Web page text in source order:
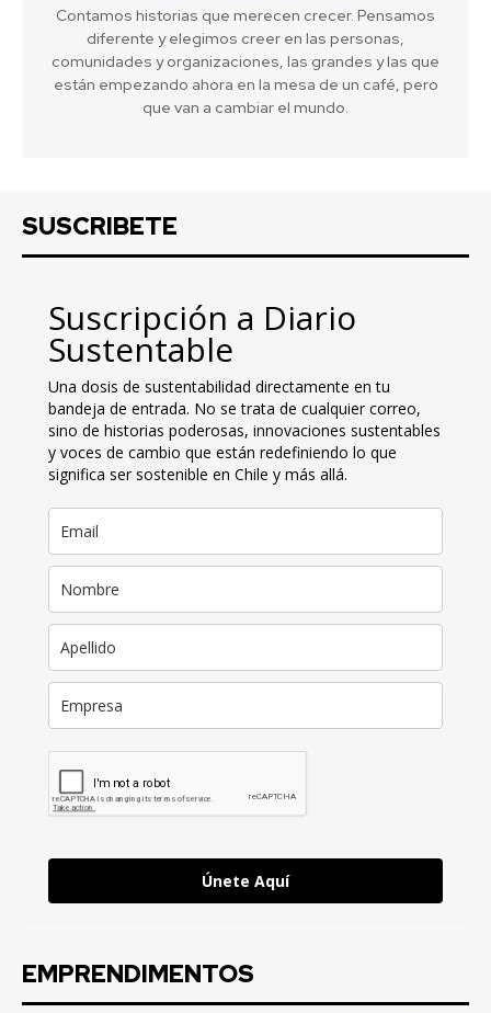
Contamos historias que merecen crecer. Pensamos
diferente y elegimos creer en las personas,
comunidades y organizaciones, las grandes y las que
están empezando ahora en la mesa de un café, pero
que van a cambiar el mundo.
SUSCRIBETE
Suscripción a Diario
Sustentable
Una dosis de sustentabilidad directamente en tu
bandeja de entrada. No se trata de cualquier correo,
sino de historias poderosas, innovaciones sustentables
y voces de cambio que están redefiniendo lo que
significa ser sostenible en Chile y más allá.
Únete Aquí
EMPRENDIMENTOS